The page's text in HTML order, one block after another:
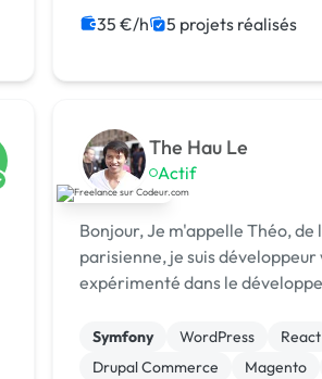
PHP
Node.js
35 €/h 5 projets réalisés
The Hau Le
Actif
Bonjour, Je m'appelle Théo, de
parisienne, je suis développeur
expérimenté dans le
Symfony WordPress
React
Drupal Commerce
Magento